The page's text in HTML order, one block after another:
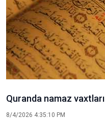
Quranda namaz vaxtları
8/4/2026 4:35:10 PM